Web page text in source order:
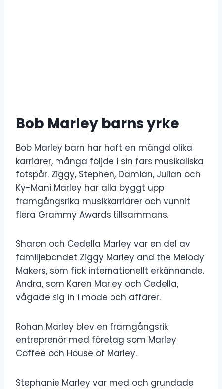
Bob Marley barns yrke
Bob Marley barn har haft en mängd olika
karriärer, många följde i sin fars musikaliska
fotspår. Ziggy, Stephen, Damian, Julian och
Ky-Mani Marley har alla byggt upp
framgångsrika musikkarriärer och vunnit
flera Grammy Awards tillsammans.
Sharon och Cedella Marley var en del av
familjebandet Ziggy Marley and the Melody
Makers, som fick internationellt erkännande.
Andra, som Karen Marley och Cedella,
vågade sig in i mode och affärer.
Rohan Marley blev en framgångsrik
entreprenör med företag som Marley
Coffee och House of Marley.
Stephanie Marley var med och grundade